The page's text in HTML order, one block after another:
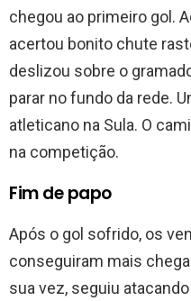
chegou ao primeiro gol.
acertou bonito chute
deslizou sobre o
parar no fundo da rede.
atleticano na Sula. O
na competição.
Fim de papo
Após o gol sofrido, os
conseguiram mais
sua vez, seguiu